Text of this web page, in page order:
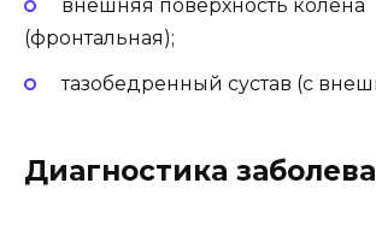
внешняя поверхность колена
(фронтальная);
тазобедренный сустав (с
Диагностика